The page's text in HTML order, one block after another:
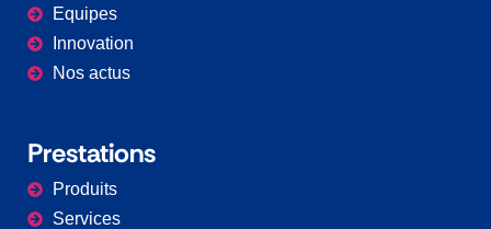
Equipes
Innovation
Nos actus
Prestations​
Produits
Services